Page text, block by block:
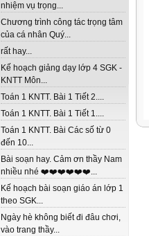
nhiệm vụ trọng...
Chương trình công tác trọng tâm
của cá nhân Quý...
rất hay...
Kế hoạch giảng dạy lớp 4 SGK -
KNTT Môn...
Toán 1 KNTT. Bài 1 Tiết 2....
Toán 1 KNTT. Bài 1 Tiết 1....
Toán 1 KNTT. Bài Các số từ 0
đến 10...
Bài soạn hay. Cảm ơn thầy Nam
nhiều nhé ❤️❤️❤️❤️❤️❤️...
Kế hoạch bài soạn giáo án lớp 1
theo SGK...
Ngày hè không biết đi đâu chơi,
vào trang thầy...